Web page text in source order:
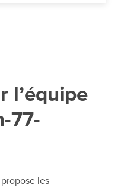
été. Plus coûteux à
se révèle moins chère
réversible permet
30%. De plus, c’est
l’équipe
77-
les